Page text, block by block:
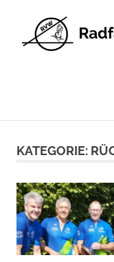
InhaltKATEGORIE: